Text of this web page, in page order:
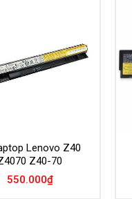
Lenovo Z40
Z40-70
550.000₫